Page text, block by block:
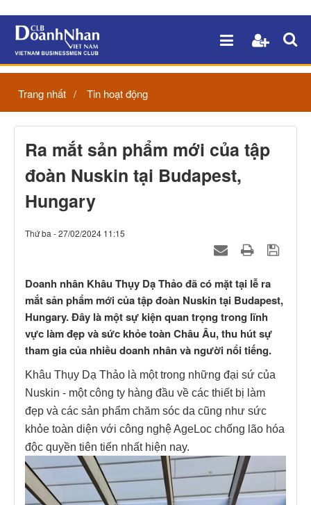
Trang nhất Tin hoạt động
Ra mắt sản phẩm mới của tập
đoàn Nuskin tại Budapest,
Hungary
Thứ ba - 27/02/2024 11:15
Doanh nhân Khâu Thụy Dạ Thảo đã có mặt tại lễ ra
mắt sản phẩm mới của tập đoàn Nuskin tại Budapest,
Hungary. Đây là một sự kiện quan trọng trong lĩnh
vực làm đẹp và sức khỏe toàn Châu Âu, thu hút sự
tham gia của nhiều doanh nhân và người nổi tiếng.
Khâu Thụy Dạ Thảo là một trong những đại sứ của
Nuskin - một công ty hàng đầu về các thiết bị làm
đẹp và các sản phẩm chăm sóc da cũng như sức
khỏe toàn diện với công nghệ AgeLoc chống lão hóa
độc quyền tiên tiến nhất hiện nay.